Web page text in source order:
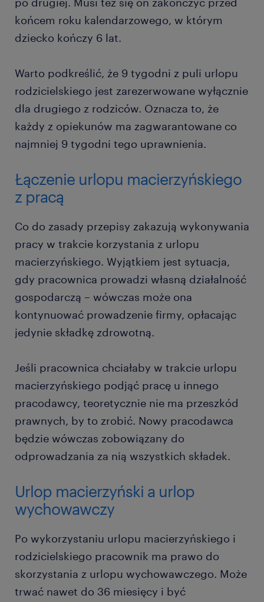
końcem roku kalendarzowego, w którym
dziecko kończy 6 lat.
Warto podkreślić, że 9 tygodni z puli urlopu
rodzicielskiego jest zarezerwowane wyłącznie
dla drugiego z rodziców. Oznacza to, że
każdy z opiekunów ma zagwarantowane co
najmniej 9 tygodni tego uprawnienia.
Łączenie urlopu macierzyńskiego
z pracą
Co do zasady przepisy zakazują wykonywania
pracy w trakcie korzystania z urlopu
macierzyńskiego. Wyjątkiem jest sytuacja,
gdy pracownica prowadzi własną działalność
gospodarczą – wówczas może ona
kontynuować prowadzenie firmy, opłacając
jedynie składkę zdrowotną.
Jeśli pracownica chciałaby w trakcie urlopu
macierzyńskiego podjąć pracę u innego
pracodawcy, teoretycznie nie ma przeszkód
prawnych, by to zrobić. Nowy pracodawca
będzie wówczas zobowiązany do
odprowadzania za nią wszystkich składek.
Urlop macierzyński a urlop
wychowawczy
Po wykorzystaniu urlopu macierzyńskiego i
rodzicielskiego pracownik ma prawo do
skorzystania z urlopu wychowawczego. Może
trwać nawet do 36 miesięcy i być